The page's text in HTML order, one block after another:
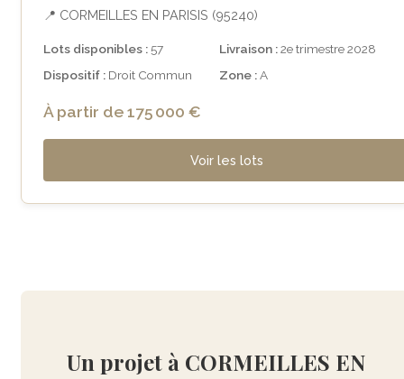
📍 CORMEILLES EN PARISIS (95240)
Lots disponibles :57 Livraison :2e trimestre 2028
Dispositif : Droit Commun Zone :A
À partir de 175 000 €
Voir les lots
Un projet à CORMEILLES EN